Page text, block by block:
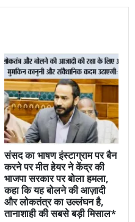
संसद का भाषण इंस्टाग्राम पर बैन
करने पर मीत हेयर ने केंद्र की
भाजपा सरकार पर बोला हमला,
कहा कि यह बोलने की आज़ादी
और लोकतंत्र का उल्लंघन है,
तानाशाही की सबसे बड़ी मिसाल*